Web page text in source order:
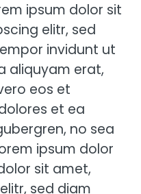
ipsum dolor sit
elitr, sed
invidunt ut
aliquyam erat,
eos et
et ea
no sea
ipsum dolor
sit amet,
sed diam